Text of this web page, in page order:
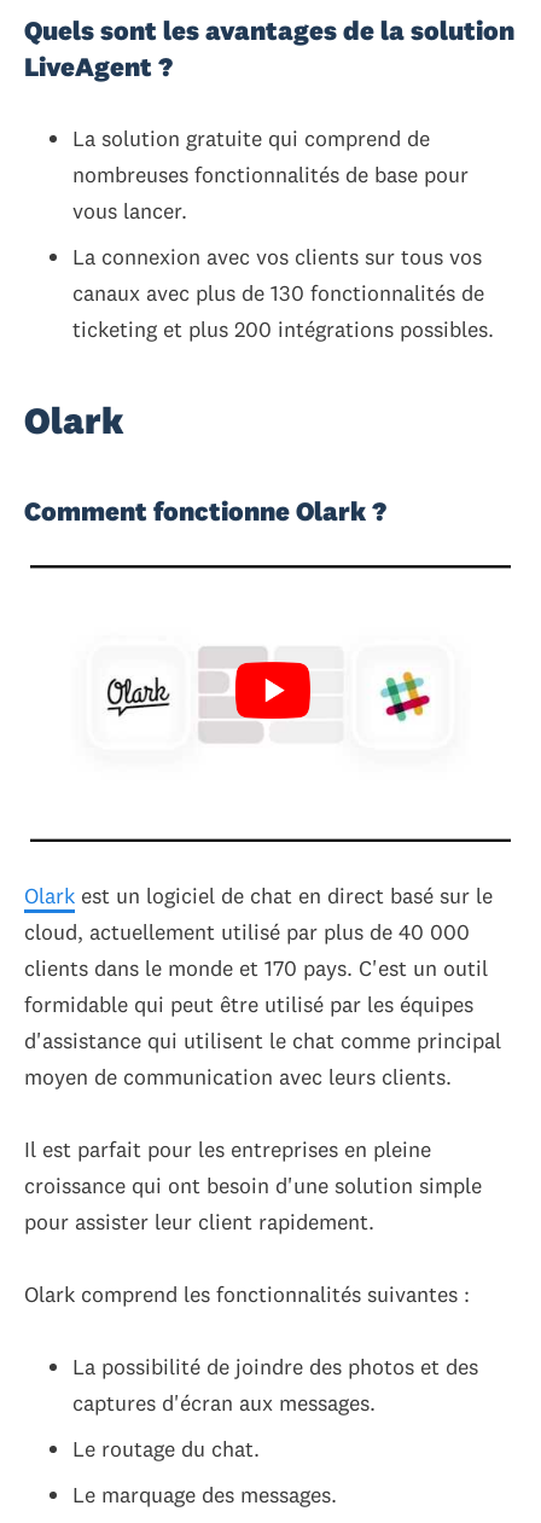
Quels sont les avantages de la solution
LiveAgent ?
La solution gratuite qui comprend de
nombreuses fonctionnalités de base pour
vous lancer.
La connexion avec vos clients sur tous vos
canaux avec plus de 130 fonctionnalités de
ticketing et plus 200 intégrations possibles.
Olark
Comment fonctionne Olark ?
Olark est un logiciel de chat en direct basé sur le
cloud, actuellement utilisé par plus de 40 000
clients dans le monde et 170 pays. C'est un outil
formidable qui peut être utilisé par les équipes
d'assistance qui utilisent le chat comme principal
moyen de communication avec leurs clients.
Il est parfait pour les entreprises en pleine
croissance qui ont besoin d'une solution simple
pour assister leur client rapidement.
Olark comprend les fonctionnalités suivantes :
La possibilité de joindre des photos et des
captures d'écran aux messages.
Le routage du chat.
Le marquage des messages.